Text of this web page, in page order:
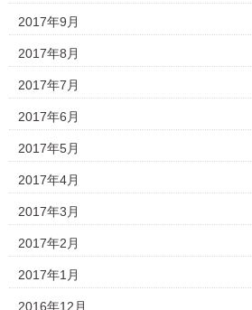
2017年9月
2017年8月
2017年7月
2017年6月
2017年5月
2017年4月
2017年3月
2017年2月
2017年1月
2016年12月